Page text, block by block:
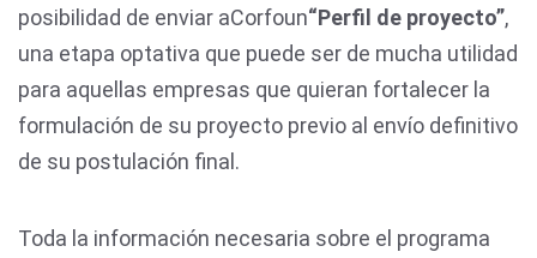
posibilidad de enviar aCorfoun“Perfil de proyecto”,
una etapa optativa que puede ser de mucha utilidad
para aquellas empresas que quieran fortalecer la
formulación de su proyecto previo al envío definitivo
de su postulación final.
Toda la información necesaria sobre el programa